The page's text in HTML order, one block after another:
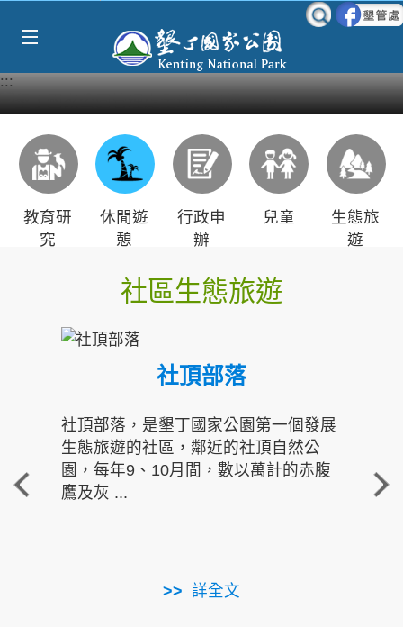
:::
教育研
究
休閒遊
憩
行政申
辦
兒童
生態旅
遊
社區生態旅遊
社頂部落
社頂部落，是墾丁國家公園第一個發展
生態旅遊的社區，鄰近的社頂自然公
園，每年9、10月間，數以萬計的赤腹
鷹及灰 ...
詳全文
重
走進